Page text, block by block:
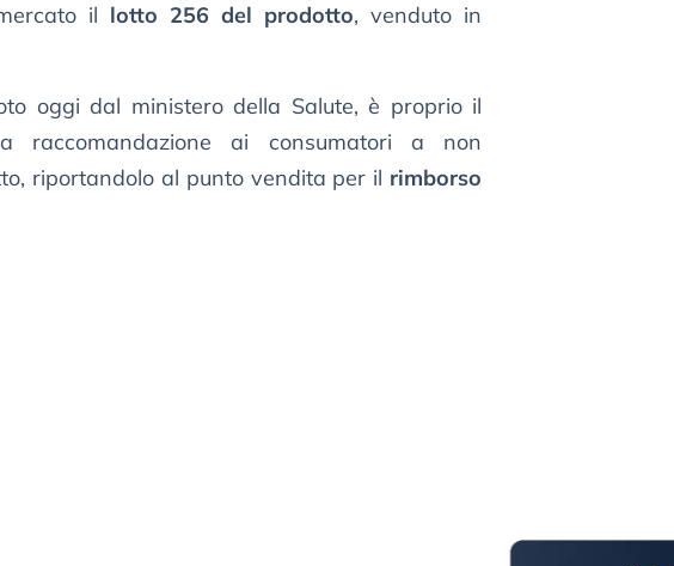
il lotto 256 del prodotto, venduto in
oggi dal ministero della Salute, è proprio il
raccomandazione ai consumatori a non
riportandolo al punto vendita per il rimborso